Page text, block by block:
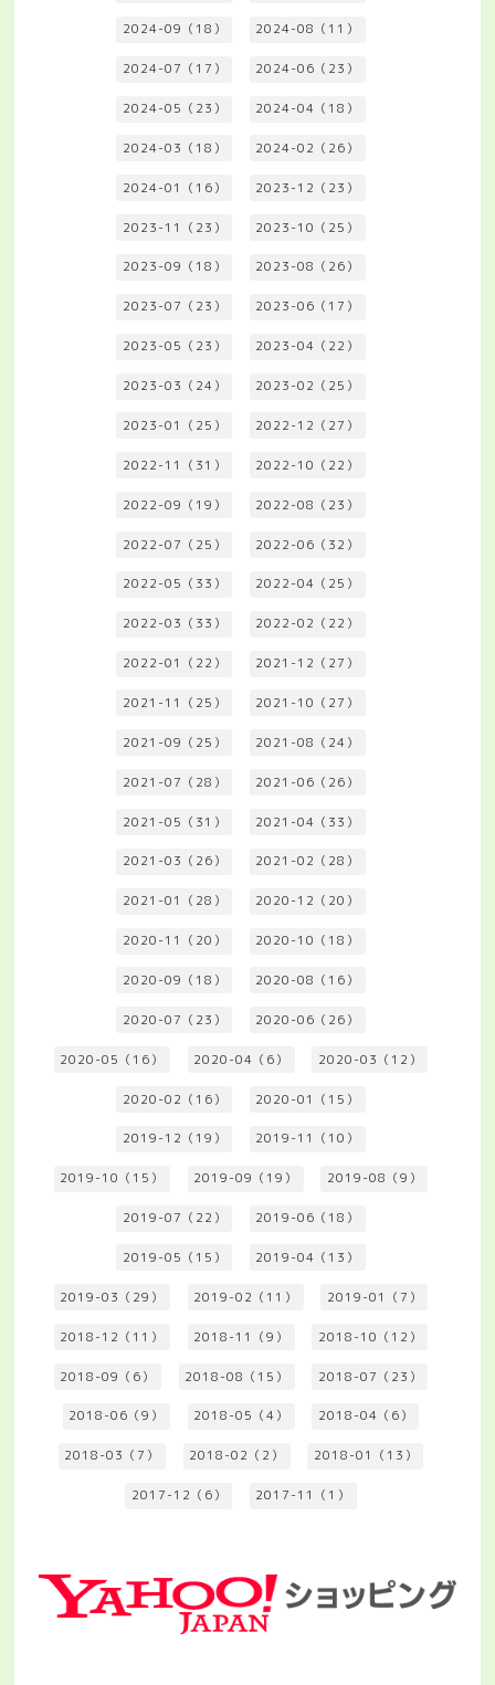
2024-09（18） 2024-08（11）
2024-07（17） 2024-06（23）
2024-05（23） 2024-04（18）
2024-03（18） 2024-02（26）
2024-01（16） 2023-12（23）
2023-11（23） 2023-10（25）
2023-09（18） 2023-08（26）
2023-07（23） 2023-06（17）
2023-05（23） 2023-04（22）
2023-03（24） 2023-02（25）
2023-01（25） 2022-12（27）
2022-11（31） 2022-10（22）
2022-09（19） 2022-08（23）
2022-07（25） 2022-06（32）
2022-05（33） 2022-04（25）
2022-03（33） 2022-02（22）
2022-01（22） 2021-12（27）
2021-11（25） 2021-10（27）
2021-09（25） 2021-08（24）
2021-07（28） 2021-06（26）
2021-05（31） 2021-04（33）
2021-03（26） 2021-02（28）
2021-01（28） 2020-12（20）
2020-11（20） 2020-10（18）
2020-09（18） 2020-08（16）
2020-07（23） 2020-06（26）
2020-05（16） 2020-04（6） 2020-03（12）
2020-02（16） 2020-01（15）
2019-12（19） 2019-11（10）
2019-10（15） 2019-09（19） 2019-08（9）
2019-07（22） 2019-06（18）
2019-05（15） 2019-04（13）
2019-03（29） 2019-02（11） 2019-01（7）
2018-12（11） 2018-11（9） 2018-10（12）
2018-09（6） 2018-08（15） 2018-07（23）
2018-06（9） 2018-05（4） 2018-04（6）
2018-03（7） 2018-02（2） 2018-01（13）
2017-12（6） 2017-11（1）